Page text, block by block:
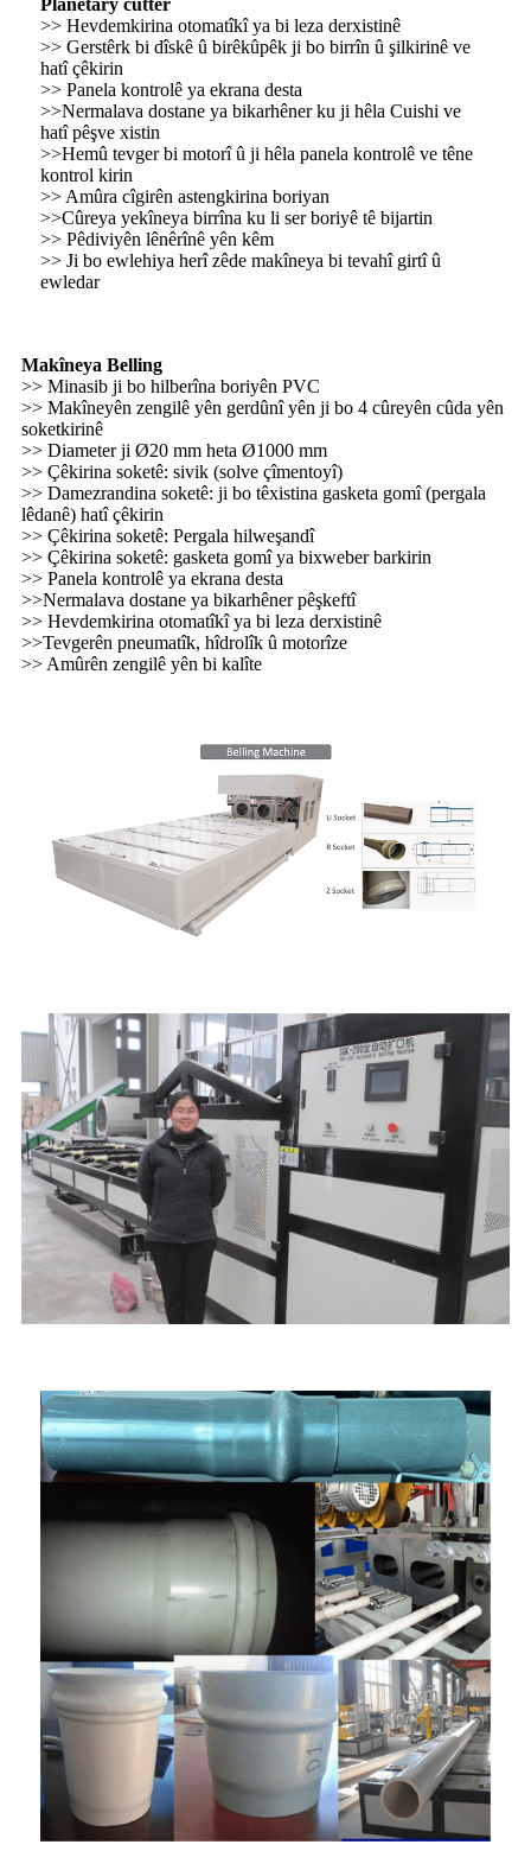
Planetary cutter
>> Hevdemkirina otomatîkî ya bi leza derxistinê
>> Gerstêrk bi dîskê û birêkûpêk ji bo birrîn û şilkirinê ve
hatî çêkirin
>> Panela kontrolê ya ekrana desta
>>Nermalava dostane ya bikarhêner ku ji hêla Cuishi ve
hatî pêşve xistin
>>Hemû tevger bi motorî û ji hêla panela kontrolê ve têne
kontrol kirin
>> Amûra cîgirên astengkirina boriyan
>>Cûreya yekîneya birrîna ku li ser boriyê tê bijartin
>> Pêdiviyên lênêrînê yên kêm
>> Ji bo ewlehiya herî zêde makîneya bi tevahî girtî û
ewledar
Makîneya Belling
>> Minasib ji bo hilberîna boriyên PVC
>> Makîneyên zengilê yên gerdûnî yên ji bo 4 cûreyên cûda yên
soketkirinê
>> Diameter ji Ø20 mm heta Ø1000 mm
>> Çêkirina soketê: sivik (solve çîmentoyî)
>> Damezrandina soketê: ji bo têxistina gasketa gomî (pergala
lêdanê) hatî çêkirin
>> Çêkirina soketê: Pergala hilweşandî
>> Çêkirina soketê: gasketa gomî ya bixweber barkirin
>> Panela kontrolê ya ekrana desta
>>Nermalava dostane ya bikarhêner pêşkeftî
>> Hevdemkirina otomatîkî ya bi leza derxistinê
>>Tevgerên pneumatîk, hîdrolîk û motorîze
>> Amûrên zengilê yên bi kalîte